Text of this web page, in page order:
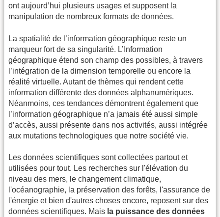
ont aujourd’hui plusieurs usages et supposent la
manipulation de nombreux formats de données.
La spatialité de l’information géographique reste un
marqueur fort de sa singularité. L’Information
géographique étend son champ des possibles, à travers
l’intégration de la dimension temporelle ou encore la
réalité virtuelle. Autant de thèmes qui rendent cette
information différente des données alphanumériques.
Néanmoins, ces tendances démontrent également que
l’information géographique n’a jamais été aussi simple
d’accès, aussi présente dans nos activités, aussi intégrée
aux mutations technologiques que notre société vie.
Les données scientifiques sont collectées partout et
utilisées pour tout. Les recherches sur l'élévation du
niveau des mers, le changement climatique,
l'océanographie, la préservation des forêts, l'assurance de
l'énergie et bien d'autres choses encore, reposent sur des
données scientifiques. Mais la puissance des données